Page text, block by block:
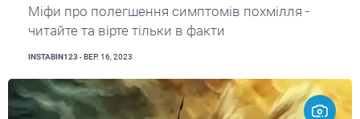
Міфи про полегшення симптомів похмілля -
читайте та вірте тільки в факти
INSTABIN123 - ВЕР. 16, 2023